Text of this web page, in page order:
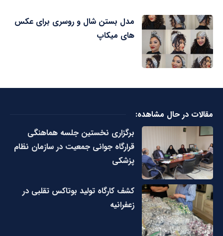
مدل بستن شال و روسری برای عکس
های میکاپ
مقالات در حال مشاهده:
برگزاری نخستین جلسه هماهنگی
قرارگاه جوانی جمعیت در سازمان نظام
پزشکی
کشف کارگاه تولید بوتاکس تقلبی در
زعفرانیه